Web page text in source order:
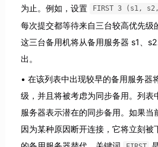
为止。例如，设置
FIRST 3 (s1,
每次提交都等待来自三台较高优先级
这三台备用机将从备用服务器 s1、
出。
在该列表中出现较早的备用服务器
级，并且将被考虑为同步备用。列表
服务器表示潜在的同步备用。如果当
因为某种原因断开连接，它将立刻被